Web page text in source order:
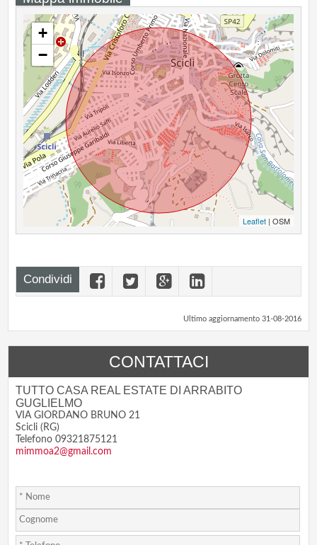
+
−
Leaflet| OSM
Condividi
Ultimo aggiornamento 31-08-2016
CONTATTACI
TUTTO CASA REAL ESTATE DI ARRABITO
GUGLIELMO
VIA GIORDANO BRUNO 21
Scicli (RG)
Telefono 09321875121
mimmoa2@gmail.com